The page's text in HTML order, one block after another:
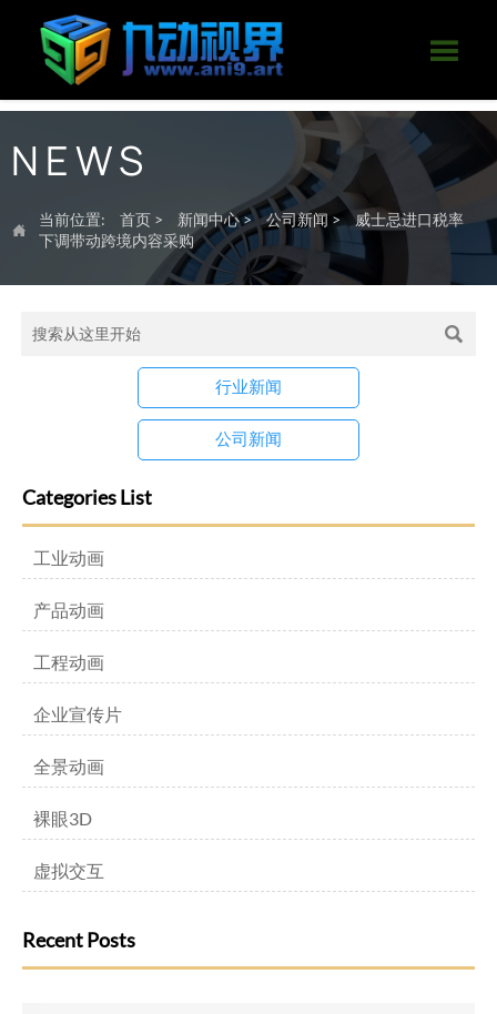

NEWS

当前位置: 首页 > 新闻中心> 公司新闻 > 威士忌进口税率
下调带动跨境内容采购

行业新闻
公司新闻
Categories List
工业动画
产品动画
工程动画
企业宣传片
全景动画
裸眼3D
虚拟交互
Recent Posts